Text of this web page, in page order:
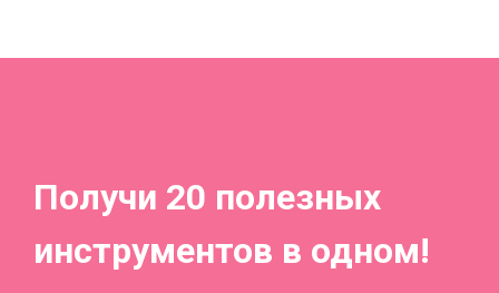
Получи 20 полезных
инструментов в одном!